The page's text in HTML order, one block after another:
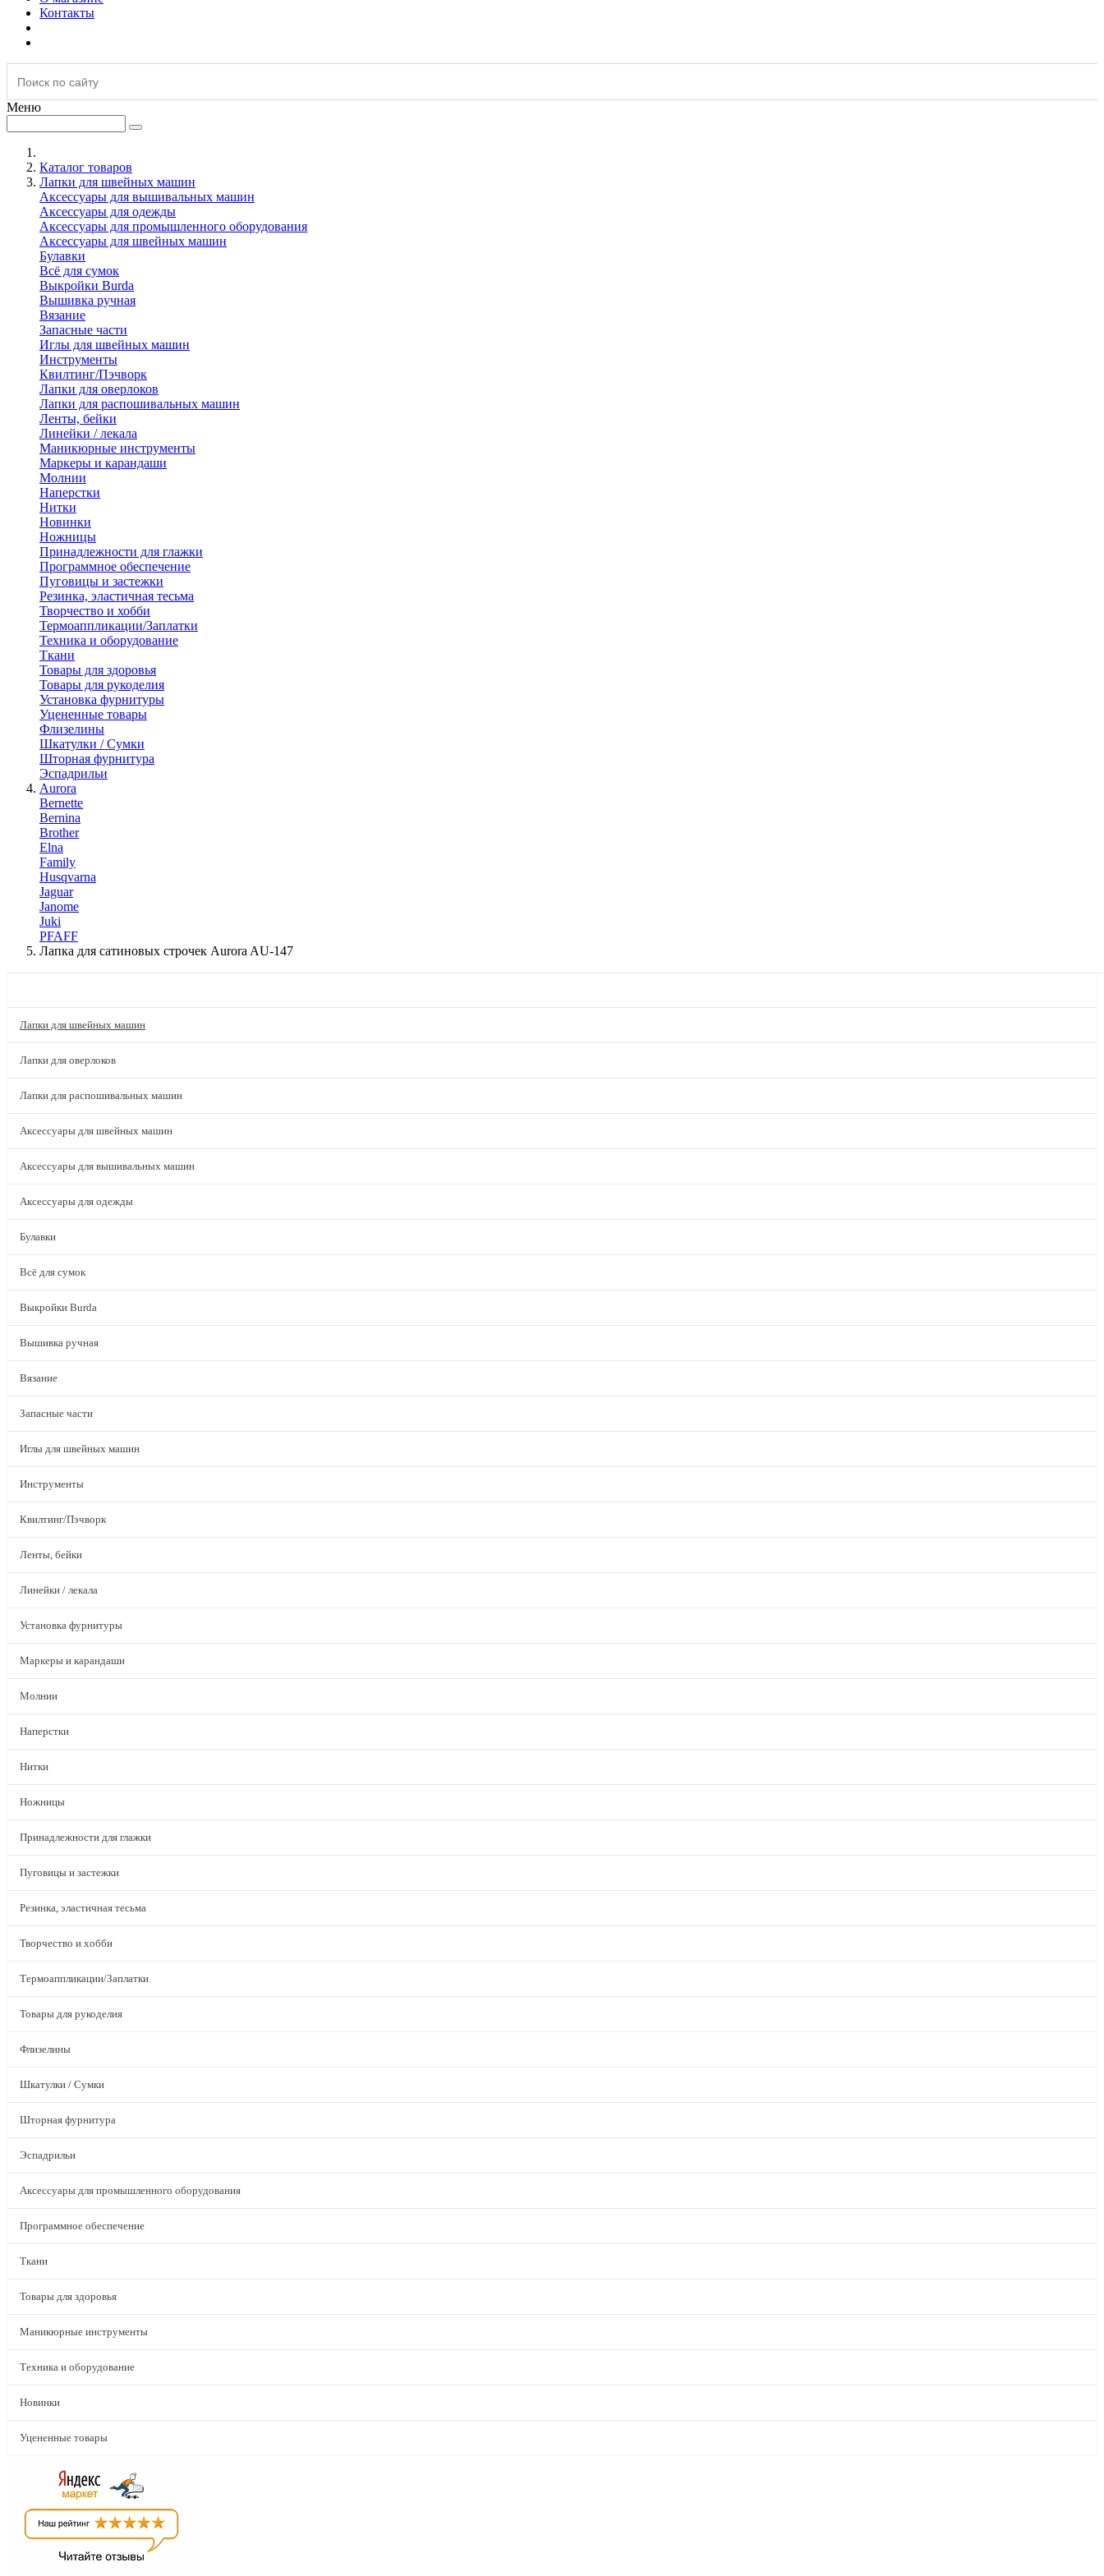
Контакты
Меню
Каталог товаров
Лапки для швейных машин
Аксессуары для вышивальных машин
Аксессуары для одежды
Аксессуары для промышленного оборудования
Аксессуары для швейных машин
Булавки
Всё для сумок
Выкройки Burda
Вышивка ручная
Вязание
Запасные части
Иглы для швейных машин
Инструменты
Квилтинг/Пэчворк
Лапки для оверлоков
Лапки для распошивальных машин
Ленты, бейки
Линейки / лекала
Маникюрные инструменты
Маркеры и карандаши
Молнии
Наперстки
Нитки
Новинки
Ножницы
Принадлежности для глажки
Программное обеспечение
Пуговицы и застежки
Резинка, эластичная тесьма
Творчество и хобби
Термоаппликации/Заплатки
Техника и оборудование
Ткани
Товары для здоровья
Товары для рукоделия
Установка фурнитуры
Уцененные товары
Флизелины
Шкатулки / Сумки
Шторная фурнитура
Эспадрильи
Aurora
Bernette
Bernina
Brother
Elna
Family
Husqvarna
Jaguar
Janome
Juki
PFAFF
Лапка для сатиновых строчек Aurora AU-147
Лапки для швейных машин
Лапки для оверлоков
Лапки для распошивальных машин
Аксессуары для швейных машин
Аксессуары для вышивальных машин
Аксессуары для одежды
Булавки
Всё для сумок
Выкройки Burda
Вышивка ручная
Вязание
Запасные части
Иглы для швейных машин
Инструменты
Квилтинг/Пэчворк
Ленты, бейки
Линейки / лекала
Установка фурнитуры
Маркеры и карандаши
Молнии
Наперстки
Нитки
Ножницы
Принадлежности для глажки
Пуговицы и застежки
Резинка, эластичная тесьма
Творчество и хобби
Термоаппликации/Заплатки
Товары для рукоделия
Флизелины
Шкатулки / Сумки
Шторная фурнитура
Эспадрильи
Аксессуары для промышленного оборудования
Программное обеспечение
Ткани
Товары для здоровья
Маникюрные инструменты
Техника и оборудование
Новинки
Уцененные товары